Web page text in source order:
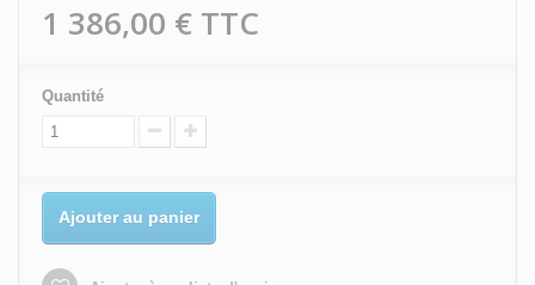
1 386,00 € TTC
Quantité
Ajouter au panier